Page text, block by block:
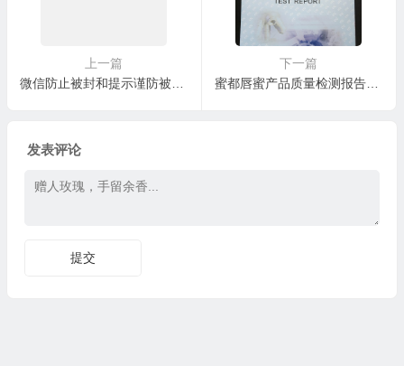
上一篇
微信防止被封和提示谨防被骗的初步策略
下一篇
蜜都唇蜜产品质量检测报告，质检报告
发表评论